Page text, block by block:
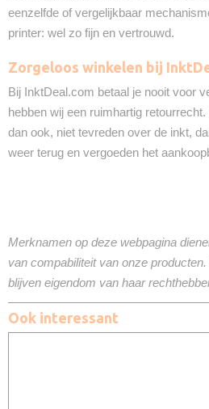
eenzelfde of vergelijkbaar
printer: wel zo fijn en vertrouwd.
Zorgeloos winkelen bij
Bij InktDeal.com betaal je nooit voor
hebben wij een ruimhartig
dan ook, niet tevreden over de inkt,
weer terug en vergoeden het
Merknamen op deze webpagina
van compabiliteit van onze
blijven eigendom van haar
Ook interessant